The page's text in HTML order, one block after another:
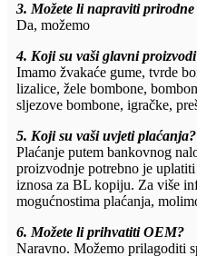
3. Možete li napraviti prirodne
Da, možemo
4. Koji su vaši glavni
Imamo žvakaće gume, tvrde
lizalice, žele bombone,
sljezove bombone, igračke,
5. Koji su vaši uvjeti plaćanja?
Plaćanje putem bankovnog
proizvodnje potrebno je
iznosa za BL kopiju. Za više
mogućnostima plaćanja,
6. Možete li prihvatiti OEM?
Naravno. Možemo prilagoditi